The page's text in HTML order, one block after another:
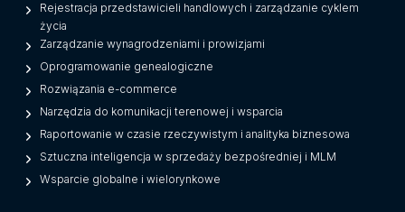
Rejestracja przedstawicieli handlowych i zarządzanie cyklem
życia
Zarządzanie wynagrodzeniami i prowizjami
Oprogramowanie genealogiczne
Rozwiązania e-commerce
Narzędzia do komunikacji terenowej i wsparcia
Raportowanie w czasie rzeczywistym i analityka biznesowa
Sztuczna inteligencja w sprzedaży bezpośredniej i MLM
Wsparcie globalne i wielorynkowe